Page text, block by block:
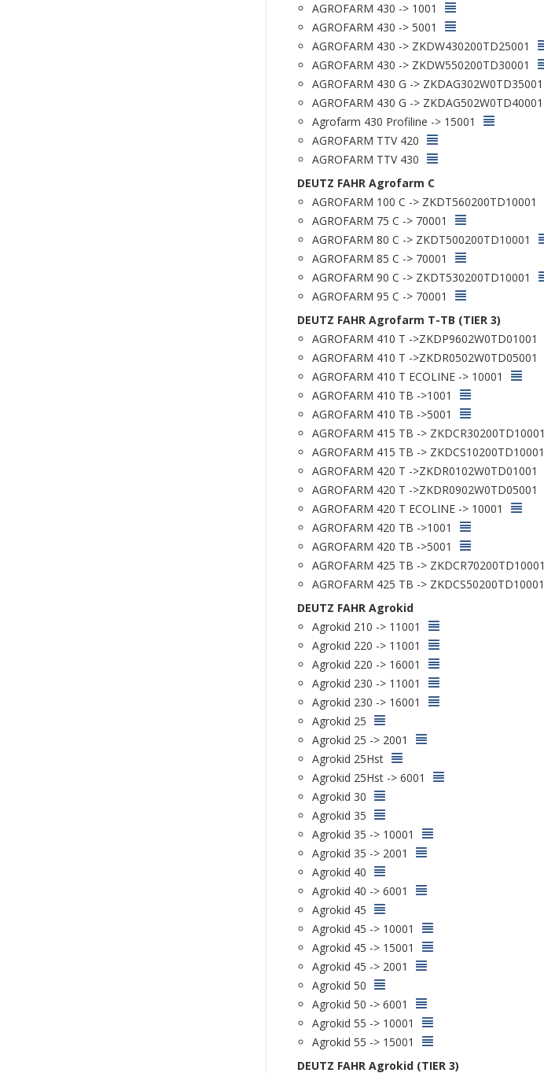
AGROFARM 430 -> 1001
AGROFARM 430 -> 5001
AGROFARM 430 -> ZKDW430200TD25001
AGROFARM 430 -> ZKDW550200TD30001
AGROFARM 430 G -> ZKDAG302W0TD35001
AGROFARM 430 G -> ZKDAG502W0TD40001
Agrofarm 430 Profiline -> 15001
AGROFARM TTV 420
AGROFARM TTV 430
DEUTZ FAHR Agrofarm C
AGROFARM 100 C -> ZKDT560200TD10001
AGROFARM 75 C -> 70001
AGROFARM 80 C -> ZKDT500200TD10001
AGROFARM 85 C -> 70001
AGROFARM 90 C -> ZKDT530200TD10001
AGROFARM 95 C -> 70001
DEUTZ FAHR Agrofarm T-TB (TIER 3)
AGROFARM 410 T ->ZKDP9602W0TD01001
AGROFARM 410 T ->ZKDR0502W0TD05001
AGROFARM 410 T ECOLINE -> 10001
AGROFARM 410 TB ->1001
AGROFARM 410 TB ->5001
AGROFARM 415 TB -> ZKDCR30200TD10001
AGROFARM 415 TB -> ZKDCS10200TD10001
AGROFARM 420 T ->ZKDR0102W0TD01001
AGROFARM 420 T ->ZKDR0902W0TD05001
AGROFARM 420 T ECOLINE -> 10001
AGROFARM 420 TB ->1001
AGROFARM 420 TB ->5001
AGROFARM 425 TB -> ZKDCR70200TD10001
AGROFARM 425 TB -> ZKDCS50200TD10001
DEUTZ FAHR Agrokid
Agrokid 210 -> 11001
Agrokid 220 -> 11001
Agrokid 220 -> 16001
Agrokid 230 -> 11001
Agrokid 230 -> 16001
Agrokid 25
Agrokid 25 -> 2001
Agrokid 25Hst
Agrokid 25Hst -> 6001
Agrokid 30
Agrokid 35
Agrokid 35 -> 10001
Agrokid 35 -> 2001
Agrokid 40
Agrokid 40 -> 6001
Agrokid 45
Agrokid 45 -> 10001
Agrokid 45 -> 15001
Agrokid 45 -> 2001
Agrokid 50
Agrokid 50 -> 6001
Agrokid 55 -> 10001
Agrokid 55 -> 15001
DEUTZ FAHR Agrokid (TIER 3)